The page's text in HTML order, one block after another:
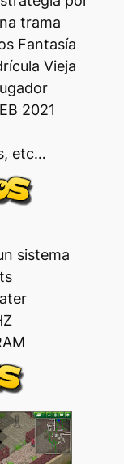
trama
Fantasía
Vieja
2021
etc…
sistema